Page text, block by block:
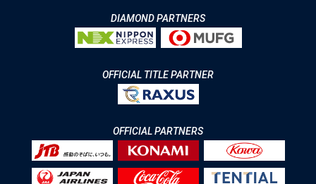
DIAMOND PARTNERS
OFFICIAL TITLE PARTNER
OFFICIAL PARTNERS